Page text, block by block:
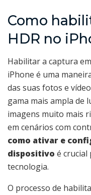
Como
HDR no
Habilitar a captura
iPhone é uma
das suas fotos e
gama mais ampla de
imagens muito mais
em cenários com
como ativar e
dispositivo é crucial
tecnologia.
O processo de